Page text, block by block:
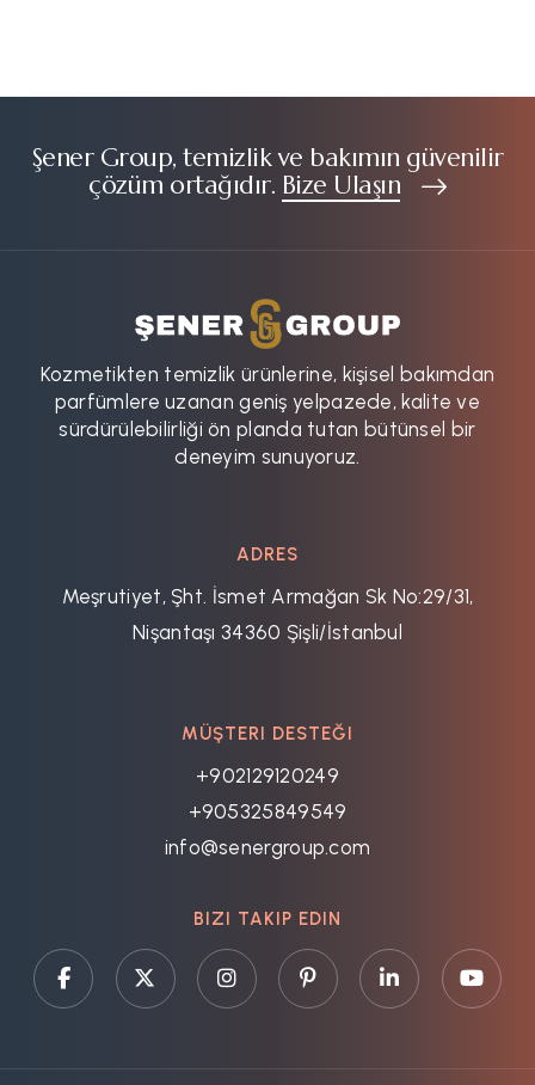
Şener Group, temizlik ve bakımın güvenilir
çözüm ortağıdır. Bize Ulaşın
Kozmetikten temizlik ürünlerine, kişisel bakımdan
parfümlere uzanan geniş yelpazede, kalite ve
sürdürülebilirliği ön planda tutan bütünsel bir
deneyim sunuyoruz.
ADRES
Meşrutiyet, Şht. İsmet Armağan Sk No:29/31,
Nişantaşı 34360 Şişli/İstanbul
MÜŞTERI DESTEĞI
+902129120249
+905325849549
info@senergroup.com
BIZI TAKIP EDIN